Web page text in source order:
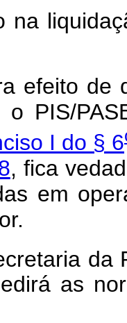
efeito de
o PIS/
I do § 6
, fica
em
da
as